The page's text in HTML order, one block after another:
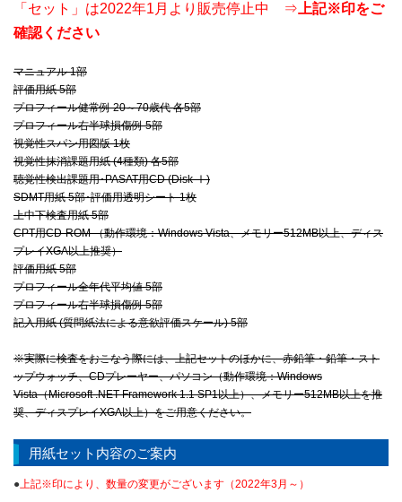
「セット」は2022年1月より販売停止中 ⇒ 上記※印をご
確認ください
マニュアル 1部
評価用紙 5部
プロフィール健常例 20～70歳代 各5部
プロフィール右半球損傷例 5部
視覚性スパン用図版 1枚
視覚性抹消課題用紙 (4種類) 各5部
聴覚性検出課題用･PASAT用CD (Disk Ⅰ)
SDMT用紙 5部･評価用透明シート 1枚
上中下検査用紙 5部
CPT用CD-ROM （動作環境：Windows Vista、メモリー512MB以上、ディス
プレイXGA以上推奨）
評価用紙 5部
プロフィール全年代平均値 5部
プロフィール右半球損傷例 5部
記入用紙 (質問紙法による意欲評価スケール) 5部
※実際に検査をおこなう際には、上記セットのほかに、赤鉛筆・鉛筆・スト
ップウォッチ、CDプレーヤー、パソコン（動作環境：Windows
Vista（Microsoft .NET Framework 1.1 SP1以上）、メモリー512MB以上を推
奨、ディスプレイXGA以上）をご用意ください。
用紙セット内容のご案内
●上記※印により、数量の変更がございます（2022年3月～）